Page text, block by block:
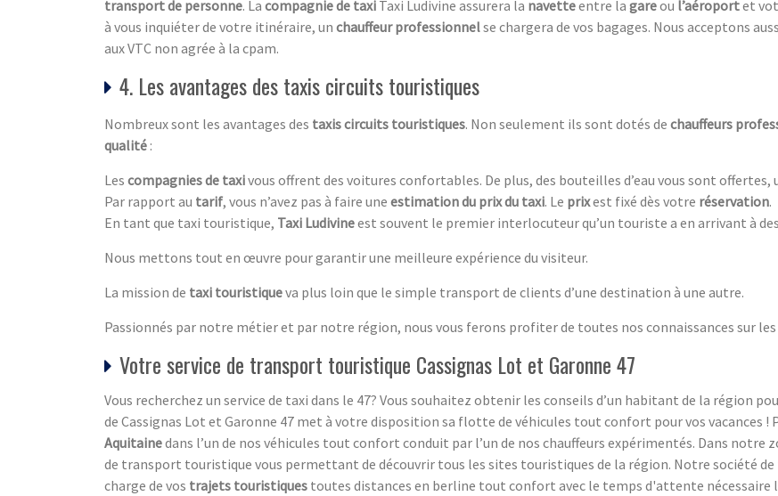
transport de personne. La compagnie de taxi Taxi Ludivine assurera la navetteentre la gareou l’aéroportet
à vous inquiéter de votre itinéraire, un chauffeur professionnelse chargera de vos bagages. Nous acceptons
aux VTC non agrée à la cpam.
4. Les avantages des taxis circuits touristiques
Nombreux sont les avantages des taxis circuits touristiques. Non seulement ils sont dotés de chauffeurs
qualité :
Les compagnies de taxivous offrent des voitures confortables. De plus, des bouteilles d’eau vous sont
Par rapport au tarif, vous n’avez pas à faire une estimation du prix du taxi. Le prixest fixé dès votre réservation.
En tant que taxi touristique, Taxi Ludivineest souvent le premier interlocuteur qu’un touriste a en arrivant à
Nous mettons tout en œuvre pour garantir une meilleure expérience du visiteur.
La mission de taxi touristiqueva plus loin que le simple transport de clients d’une destination à une autre.
Passionnés par notre métier et par notre région, nous vous ferons profiter de toutes nos connaissances sur
Votre service de transport touristique Cassignas Lot et Garonne 47
Vous recherchez un service de taxi dans le 47? Vous souhaitez obtenir les conseils d’un habitant de la région
de Cassignas Lot et Garonne 47 met à votre disposition sa flotte de véhicules tout confort pour vos vacances !
Aquitainedans l’un de nos véhicules tout confort conduit par l’un de nos chauffeurs expérimentés. Dans notre
de transport touristique vous permettant de découvrir tous les sites touristiques de la région. Notre société
charge de vos trajets touristiques toutes distances en berline tout confort avec le temps d'attente nécessaire